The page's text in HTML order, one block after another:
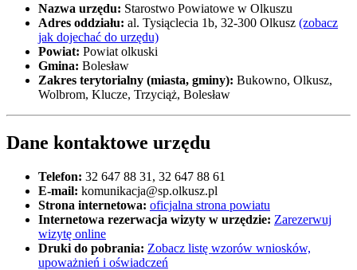
Nazwa urzędu: Starostwo Powiatowe w Olkuszu
Adres oddziału: al. Tysiąclecia 1b, 32-300 Olkusz (zobacz
jak dojechać do urzędu)
Powiat: Powiat olkuski
Gmina: Bolesław
Zakres terytorialny (miasta, gminy): Bukowno, Olkusz,
Wolbrom, Klucze, Trzyciąż, Bolesław
Dane kontaktowe urzędu
Telefon: 32 647 88 31, 32 647 88 61
E-mail: komunikacja@sp.olkusz.pl
Strona internetowa: oficjalna strona powiatu
Internetowa rezerwacja wizyty w urzędzie: Zarezerwuj
wizytę online
Druki do pobrania: Zobacz listę wzorów wniosków,
upoważnień i oświadczeń